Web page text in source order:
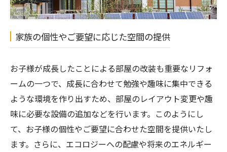
家族の個性やご要望に応じた空間の提供
お子様が成長したことによる部屋の改装も重要なリフォ
ームの一つで、成長に合わせて勉強や趣味に集中できる
ような環境を作り出すため、部屋のレイアウト変更や趣
味に必要な設備の追加などを行います。このようにし
て、お子様の個性やご要望に合わせた空間を提供いたし
ます。さらに、エコロジーへの配慮や将来のエネルギー